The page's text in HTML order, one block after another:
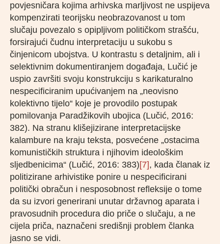
povjesničara kojima arhivska marljivost ne uspijeva
kompenzirati teorijsku neobrazovanost u tom
slučaju povezalo s opipljivom političkom strašću,
forsirajući čudnu interpretaciju u sukobu s
činjenicom ubojstva. U kontrastu s detaljnim, ali i
selektivnim dokumentiranjem događaja, Lučić je
uspio završiti svoju konstrukciju s karikaturalno
nespecificiranim upućivanjem na „neovisno
kolektivno tijelo“ koje je provodilo postupak
pomilovanja Paradžikovih ubojica (Lučić, 2016:
382). Na stranu klišejizirane interpretacijske
kalambure na kraju teksta, posvećene „ostacima
komunističkih struktura i njihovim ideološkim
sljedbenicima“ (Lučić, 2016: 383)[7], kada članak iz
politizirane arhivistike ponire u nespecificirani
politički obračun i nesposobnost refleksije o tome
da su izvori generirani unutar državnog aparata i
pravosudnih procedura dio priče o slučaju, a ne
cijela priča, naznačeni središnji problem članka
jasno se vidi.